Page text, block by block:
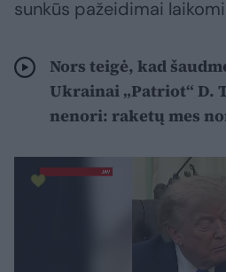
sunkūs pažeidimai
Nors teigė, kad
Ukrainai „Patriot“ D.
nenori: raketų mes